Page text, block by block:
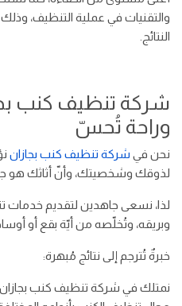
والتقنيات في عملية التنظيف،
النتائج.
شركة تنظيف كنب
وراحة تُحسّ
نحن في شركة تنظيف كنب بجازان
لذوقك وشخصيتك، وأنّ أثاثك هو
لذا، نسعى جاهدين لتقديم خدمات
وبريقه، وتُخلّصه من أيّة بقع أو
خبرةٌ تُترجم إلى نتائج مُبهرة:
نمتلك في شركة تنظيف كنب بجازان